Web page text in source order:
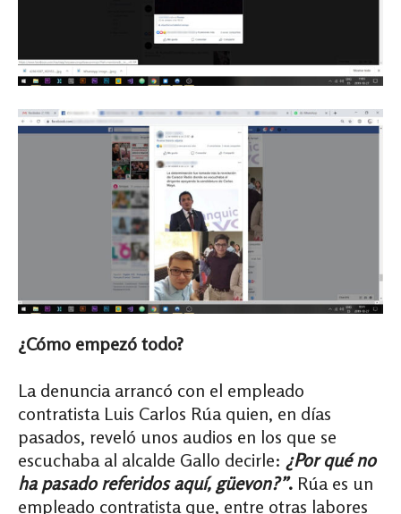
¿Cómo empezó todo?
La denuncia arrancó con el empleado
contratista Luis Carlos Rúa quien, en días
pasados, reveló unos audios en los que se
escuchaba al alcalde Gallo decirle: ¿Por qué no
ha pasado referidos aquí, güevon?”. Rúa es un
empleado contratista que, entre otras labores